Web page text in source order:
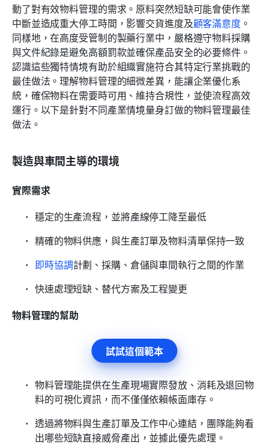
動了對有效物料管理的需求。原料突然短缺可能會使作業
中斷並造成重大停工時間，影響交貨進度及顧客滿意度。
同樣地，在高度受管制的製藥行業中，嚴格遵守物料採購
與文件紀錄是避免高額罰款並確保產品安全的必要條件。
認識這些獨特情境有助於組織實施符合其特定行業挑戰的
最佳做法。理解物料管理的細微差異，能讓企業優化系
統，確保物料在需要時可用、維持合規性，並使流程高效
運行。以下是針對不同產業情境量身訂做的物料管理最佳
做法。
製造與車間主導的環境
實際需求
穩定的生產流程，並將產線停工降至最低
精確的物料供應，與生產訂單及物料清單保持一致
即時協調計劃、採購、倉儲與車間執行之間的作業
快速處理短缺、替代方案及工程變更
物料管理的幫助
試試這個範本
物料管理能提供在生產現場實際發放、消耗及退回物
料的可視化資訊，而不僅僅依賴帳面庫存。
透過將物料與生產訂單及工作中心連結，團隊能夠看
出哪些短缺直接威脅產出，並據此優先處理。